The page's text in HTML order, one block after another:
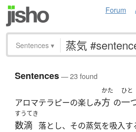
Forum
Sentences ▾
Sentences— 23 found
アロマテラピーの楽しみ
かた
方 の
ひと
一
すうてき
数滴 落とし、その蒸気を吸入す